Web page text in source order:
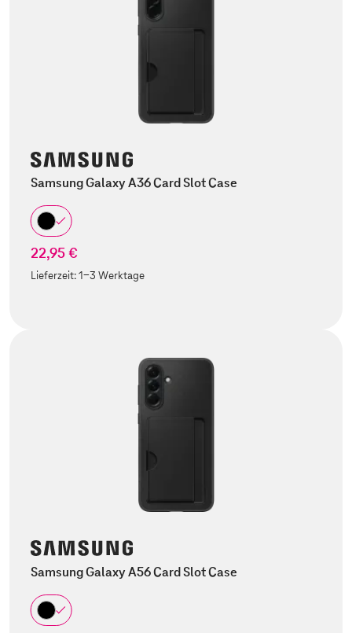
Samsung Galaxy A36 Card Slot Case
22,95 €
Lieferzeit:1-3 Werktage
Samsung Galaxy A56 Card Slot Case